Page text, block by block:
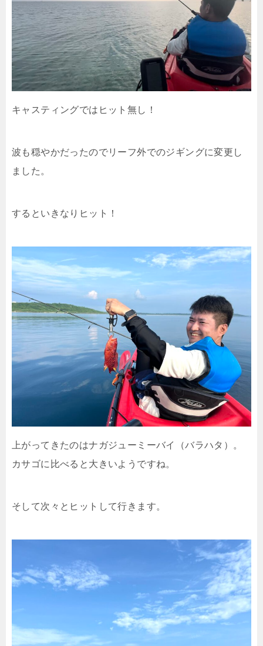
キャスティングではヒット無し！
波も穏やかだったのでリーフ外でのジギングに変更し
ました。
するといきなりヒット！
上がってきたのはナガジューミーバイ（バラハタ）。
カサゴに比べると大きいようですね。
そして次々とヒットして行きます。